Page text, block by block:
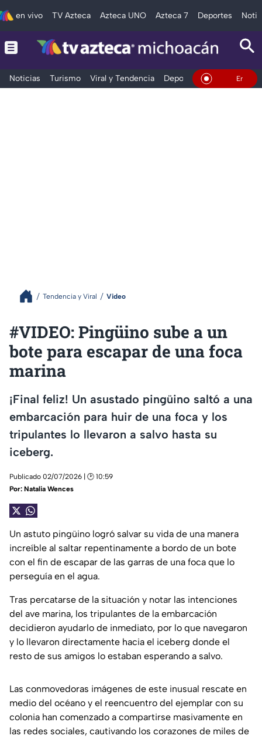
en vivo TV Azteca Azteca UNO Azteca 7 Deportes
Noticias Turismo Viral y Tendencia Deportes Espectáculos
En Vivo
Tendencia y Viral Video
#VIDEO: Pingüino sube a un
bote para escapar de una foca
marina
¡Final feliz! Un asustado pingüino saltó a una
embarcación para huir de una foca y los
tripulantes lo llevaron a salvo hasta su
iceberg.
Publicado 02/07/2026 | 🕑 10:59
Por: Natalia Wences
Un astuto pingüino logró salvar su vida de una manera
increíble al saltar repentinamente a bordo de un bote
con el fin de escapar de las garras de una foca que lo
perseguía en el agua.
Tras percatarse de la situación y notar las intenciones
del ave marina, los tripulantes de la embarcación
decidieron ayudarlo de inmediato, por lo que navegaron
y lo llevaron directamente hacia el iceberg donde el
resto de sus amigos lo estaban esperando a salvo.
Las conmovedoras imágenes de este inusual rescate en
medio del océano y el reencuentro del ejemplar con su
colonia han comenzado a compartirse masivamente en
las redes sociales, cautivando los corazones de miles de